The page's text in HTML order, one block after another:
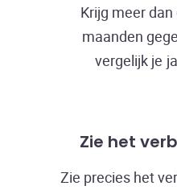
Krijg meer
maanden
vergelijk je
Zie het
Zie precies het